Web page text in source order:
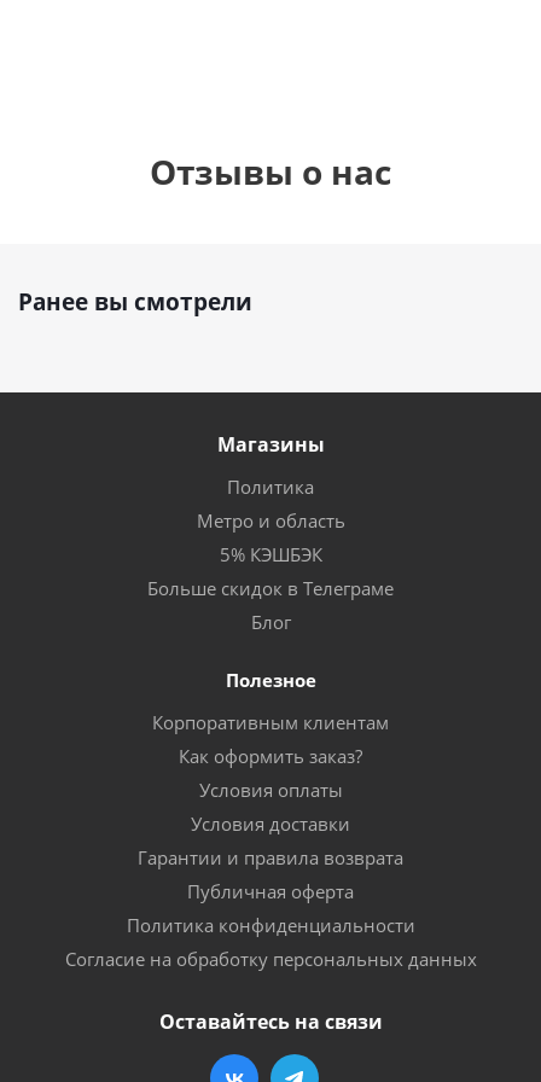
Отзывы о нас
Ранее вы смотрели
Магазины
Политика
Метро и область
5% КЭШБЭК
Больше скидок в Телеграме
Блог
Полезное
Корпоративным клиентам
Как оформить заказ?
Условия оплаты
Условия доставки
Гарантии и правила возврата
Публичная оферта
Политика конфиденциальности
Согласие на обработку персональных данных
Оставайтесь на связи